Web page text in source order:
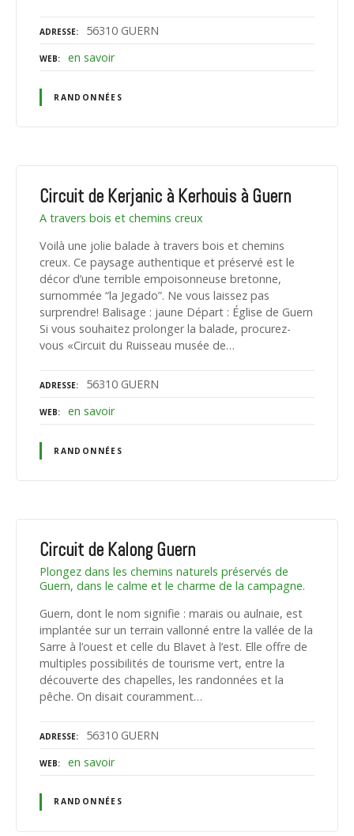
ADRESSE 56310 GUERN
WEB en savoir
RANDONNÉES
Circuit de Kerjanic à Kerhouis à Guern
A travers bois et chemins creux
Voilà une jolie balade à travers bois et chemins
creux. Ce paysage authentique et préservé est le
décor d’une terrible empoisonneuse bretonne,
surnommée “la Jegado”. Ne vous laissez pas
surprendre! Balisage : jaune Départ : Église de Guern
Si vous souhaitez prolonger la balade, procurez-
vous «Circuit du Ruisseau musée de…
ADRESSE 56310 GUERN
WEB en savoir
RANDONNÉES
Circuit de Kalong Guern
Plongez dans les chemins naturels préservés de
Guern, dans le calme et le charme de la campagne.
Guern, dont le nom signifie : marais ou aulnaie, est
implantée sur un terrain vallonné entre la vallée de la
Sarre à l’ouest et celle du Blavet à l’est. Elle offre de
multiples possibilités de tourisme vert, entre la
découverte des chapelles, les randonnées et la
pêche. On disait couramment…
ADRESSE 56310 GUERN
WEB en savoir
RANDONNÉES